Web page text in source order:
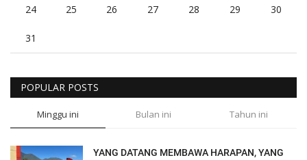
24 25 26 27 28 29 30
31
POPULAR POSTS
Minggu ini Bulan ini Tahun ini
YANG DATANG MEMBAWA HARAPAN, YANG